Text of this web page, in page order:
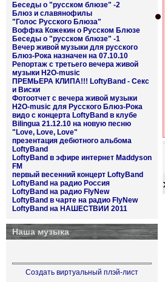
Беседы о "русском блюзе" -2
Блюз и славянофилы
"Голос Русского Блюза"
Воффка Кожекин о Русском Блюзе
Беседы о "русском блюзе" -1
Вечер живой музыки для русского
Блюз-Рока назначен на 07.10.10
Репортаж с третьего вечера живой
музыки H2O-music
ПРЕМЬЕРА КЛИПА!!! LoftyBand - Секс
и Виски
Фотоотчет с вечера живой музыки
H2O-music для Русского Блюз-Рока
видо с концерта LoftyBand в клубе
Bilingua 21.12.10 на новую песню
"Love, Love, Love"
презентация дебютного альбома
LoftyBand
LoftyBand в эфире интернет Maddyson
FM
первый весенний концерт LoftyBand
LoftyBand на радио Россия
LoftyBand на радио FlyNew
LoftyBand в чарте на радио FlyNew
LoftyBand на НАШЕСТВИИ 2011
Наша музыка
Создать виртуальный плэй-лист